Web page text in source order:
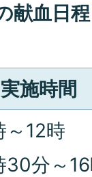
献血日程
実施時間
～12時
30分～